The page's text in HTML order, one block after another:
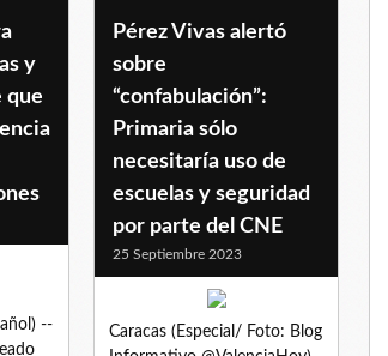
y
que
--
Pérez Vivas alertó
sobre
“confabulación”:
Primaria sólo
necesitaría uso de
escuelas y seguridad
por parte del CNE
25 Septiembre 2023
Caracas (Especial/ Foto: Blog